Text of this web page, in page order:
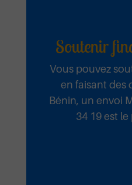
Soutenir
Vous pouvez
en faisant des
Bénin, un envoi
34 19 est